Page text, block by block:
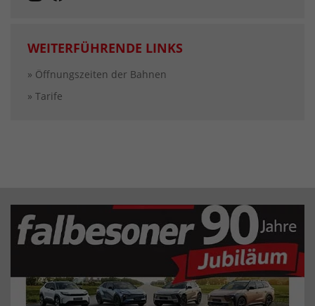
WEITERFÜHRENDE LINKS
» Öffnungszeiten der Bahnen
» Tarife